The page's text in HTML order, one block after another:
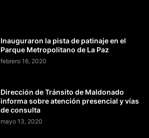
Inauguraron la pista de patinaje en el
Parque Metropolitano de La Paz
febrero 16, 2020
Dirección de Tránsito de Maldonado
informa sobre atención presencial y vías
de consulta
mayo 13, 2020